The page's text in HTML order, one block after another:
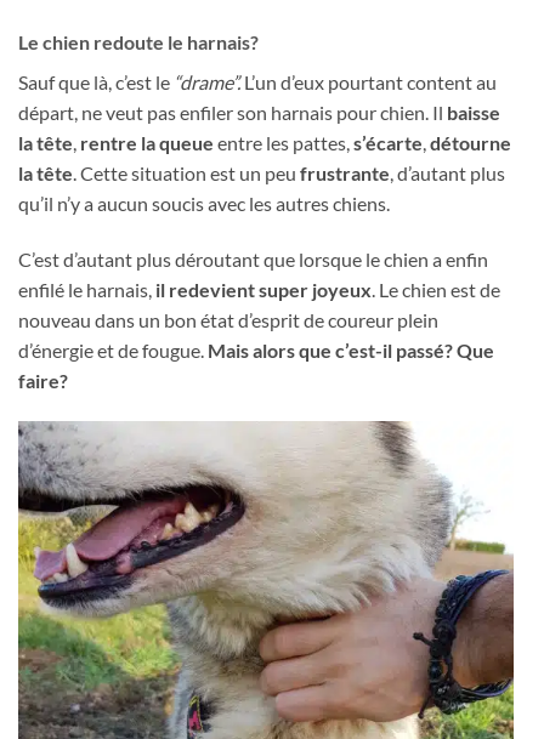
Le chien redoute le harnais?
Sauf que là, c’est le “drame”.L’un d’eux pourtant content au
départ, ne veut pas enfiler son harnais pour chien. Il baisse
la tête, rentre la queue entre les pattes,s’écarte,détourne
la tête. Cette situation est un peu frustrante, d’autant plus
qu’il n’y a aucun soucis avec les autres chiens.
C’est d’autant plus déroutant que lorsque le chien a enfin
enfilé le harnais, il redevient super joyeux. Le chien est de
nouveau dans un bon état d’esprit de coureur plein
d’énergie et de fougue. Mais alors que c’est-il passé? Que
faire?